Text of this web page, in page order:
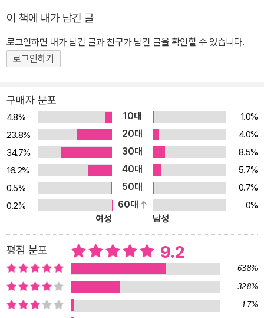
이 책에 내가 남긴 글
로그인하면 내가 남긴 글과 친구가 남긴 글을 확인할 수 있습니다.
로그인하기
구매자 분포
4.8% 10대
1.0%
23.8%
20대
4.0%
34.7%
30대
8.5%
16.2%
40대
5.7%
0.5%
50대
0.7%
0.2%
60대
0%
여성
남성
평점 분포 9.2
63.8%
32.8%
1.7%